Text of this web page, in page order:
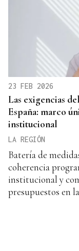
23 FEB 2026
Las exigencias
España: marco
institucional
LA REGIÓN
Batería de
coherencia
institucional y
presupuestos en